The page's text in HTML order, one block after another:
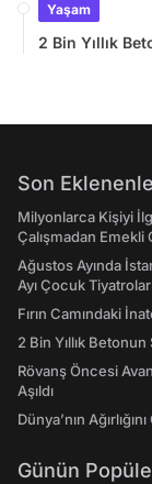
Yaşam
2 Bin Yıllık
Son
Milyonlarca Kişiyi
Çalışmadan Emekli
Ağustos Ayında
Ayı Çocuk
Fırın Camındaki
2 Bin Yıllık Betonun
Rövanş Öncesi
Aşıldı
Dünya’nın
Günün